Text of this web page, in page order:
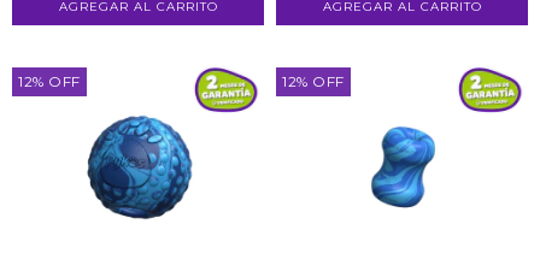
12% OFF 12% OFF